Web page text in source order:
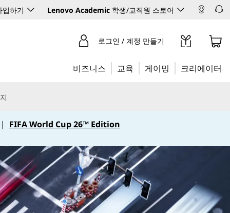
하기 Lenovo Academic 학생/교직원 스토어
로그인 / 계정 만들기
비즈니스 교육 게이밍 크리에이터
FIFA World Cup 26™ Edition